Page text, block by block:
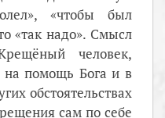
«чтобы был
«так надо». Смысл
человек,
на помощь Бога и в
обстоятельствах
сам по себе